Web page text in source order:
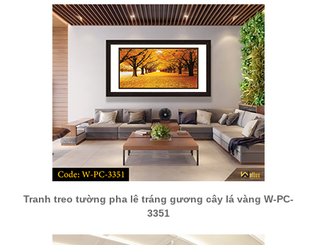
Tranh treo tường pha lê tráng gương cây lá vàng W-PC-
3351